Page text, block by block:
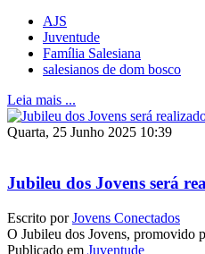
AJS
Juventude
Família Salesiana
salesianos de dom bosco
Leia mais ...
Quarta, 25 Junho 2025 10:39
Jubileu dos Jovens será
Escrito porJovens Conectados
O Jubileu dos Jovens, promovido
Publicado em Juventude